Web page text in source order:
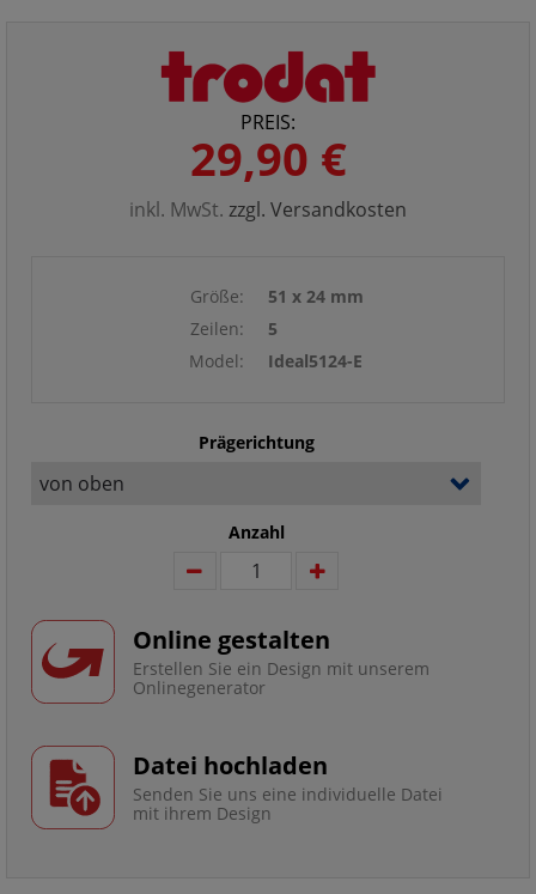
PREIS:
29,90 €
inkl. MwSt. zzgl. Versandkosten
Größe:
51 x 24 mm
Zeilen:
5
Model:
Ideal5124-E
Prägerichtung
Anzahl
Online gestalten
Erstellen Sie ein Design mit unserem
Onlinegenerator
Datei hochladen
Senden Sie uns eine individuelle Datei
mit ihrem Design